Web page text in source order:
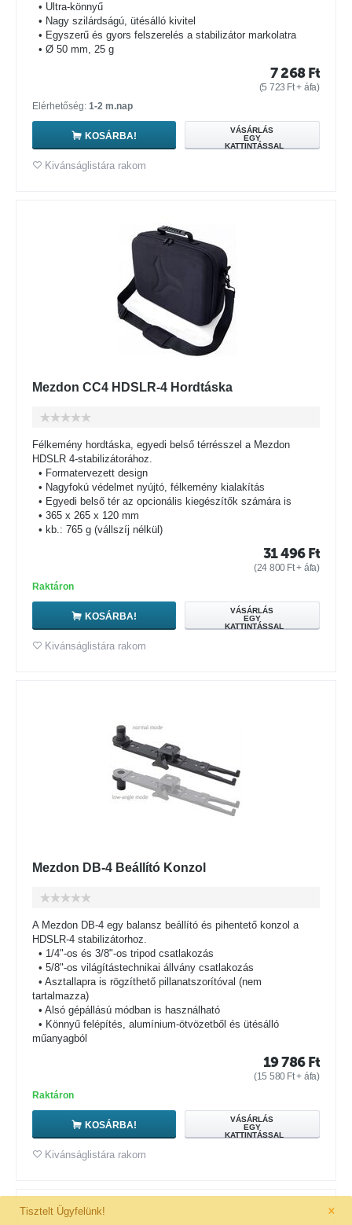
×
Tisztelt Ügyfelünk!
• Ultra-könnyű
• Nagy szilárdságú, ütésálló kivitel
• Egyszerű és gyors felszerelés a stabilizátor markolatra
• Ø 50 mm, 25 g
7 268 Ft
(5 723 Ft+ áfa)
Elérhetőség: 1-2 m.nap
KOSÁRBA!
VÁSÁRLÁS
EGY
KATTINTÁSSAL
Kivánságlistára rakom
Mezdon CC4 HDSLR-4 Hordtáska
Félkemény hordtáska, egyedi belső térrésszel a Mezdon
HDSLR 4-stabilizátorához.
• Formatervezett design
• Nagyfokú védelmet nyújtó, félkemény kialakítás
• Egyedi belső tér az opcionális kiegészítők számára is
• 365 x 265 x 120 mm
• kb.: 765 g (vállszíj nélkül)
31 496 Ft
(24 800 Ft+ áfa)
Raktáron
KOSÁRBA!
VÁSÁRLÁS
EGY
KATTINTÁSSAL
Kivánságlistára rakom
Mezdon DB-4 Beállító Konzol
A Mezdon DB-4 egy balansz beállító és pihentető konzol a
HDSLR-4 stabilizátorhoz.
• 1/4"-os és 3/8"-os tripod csatlakozás
• 5/8"-os világítástechnikai állvány csatlakozás
• Asztallapra is rögzíthető pillanatszorítóval (nem
tartalmazza)
• Alsó gépállású módban is használható
• Könnyű felépítés, alumínium-ötvözetből és ütésálló
műanyagból
19 786 Ft
(15 580 Ft+ áfa)
Raktáron
KOSÁRBA!
VÁSÁRLÁS
EGY
KATTINTÁSSAL
Kivánságlistára rakom